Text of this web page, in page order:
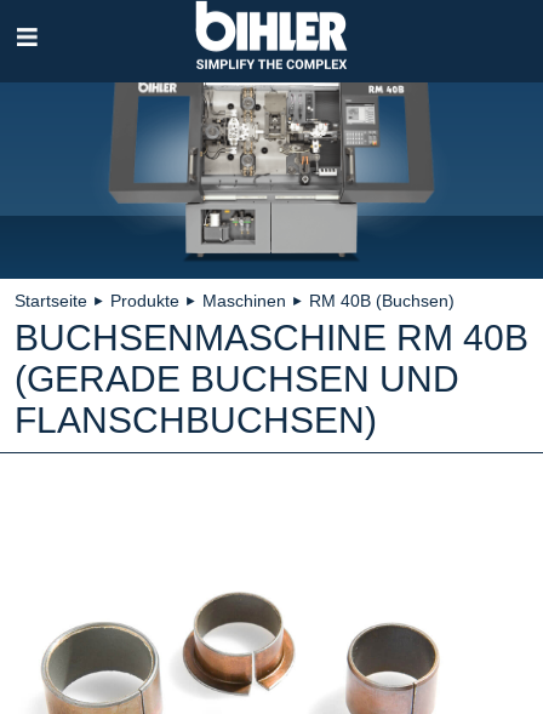
überspringen
Startseite ► Produkte ► Maschinen ► RM 40B (Buchsen)
BUCHSENMASCHINE RM 40B
(GERADE BUCHSEN UND
FLANSCHBUCHSEN)